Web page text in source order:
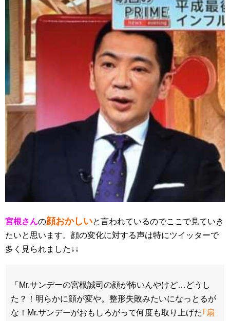
宮根さんの顔おかしいと言われているのでここで見ていき
たいと思います。顔の変化に対する声は特にツイッターで
多く見られました↓↓
「Mr.サンデーの宮根誠司の顔が怖いんやけど…どうし
た？！明らかに顔が変や。整形失敗みたいになっとるが
な！Mr.サンデーがおもしろがって何度も取り上げた ｢扇